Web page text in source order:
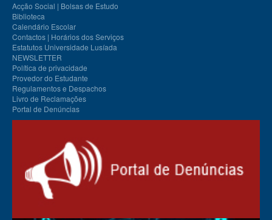
Acção Social | Bolsas de Estudo
Biblioteca
Calendário Escolar
Contactos | Horários dos Serviços
Estatutos Universidade Lusíada
NEWSLETTER
Política de privacidade
Provedor do Estudante
Regulamentos e Despachos
Livro de Reclamações
Portal de Denúncias